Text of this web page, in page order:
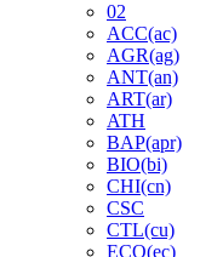
02
ACC(ac)
AGR(ag)
ANT(an)
ART(ar)
ATH
BAP(apr)
BIO(bi)
CHI(cn)
CSC
CTL(cu)
ECO(ec)